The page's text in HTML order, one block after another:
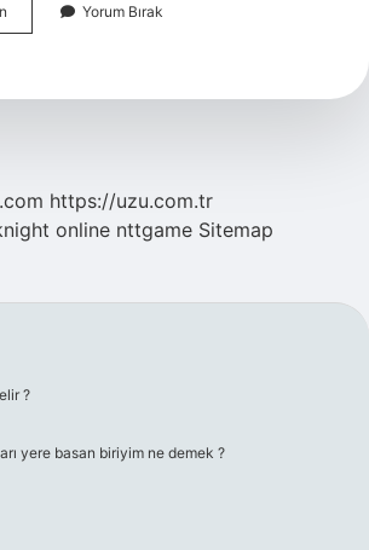
Abonmana
Para
Yorum Bırak
https://uzu.com.tr
online nttgame Sitemap
?
yere basan biriyim ne demek ?